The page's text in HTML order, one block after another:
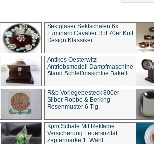
Sektgläser Sektschalen 6x
Luminarc Cavalier Rot 70er Kult
Design Klassiker
Antikes Oesterwitz
Antriebsmodell Dampfmaschine
Stand Schleifmaschine Bakelit
R&b Vorlegebesteck 800er
Silber Robbe & Berking
Rosenmuster 6 Tlg.
Kpm Schale Mit Reklame
Versicherung Feuersozität
Zeptermarke 1. Wahl